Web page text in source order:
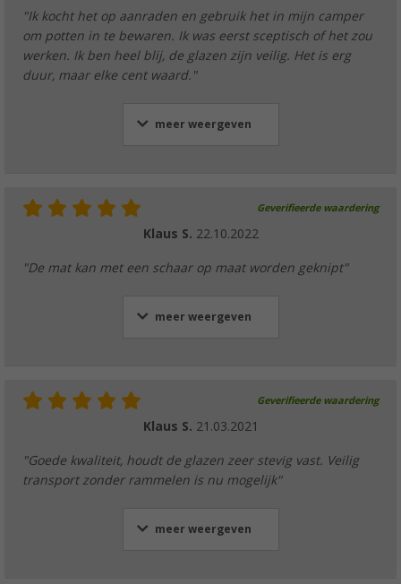
"Ik kocht het op aanraden en gebruik het in mijn camper
om potten in te bewaren. Ik was eerst sceptisch of het zou
werken. Ik ben heel blij, de glazen zijn veilig. Het is erg
duur, maar elke cent waard."
meer weergeven
Geverifieerde waardering
Klaus S. 22.10.2022
"De mat kan met een schaar op maat worden geknipt"
meer weergeven
Geverifieerde waardering
Klaus S. 21.03.2021
"Goede kwaliteit, houdt de glazen zeer stevig vast. Veilig
transport zonder rammelen is nu mogelijk"
meer weergeven